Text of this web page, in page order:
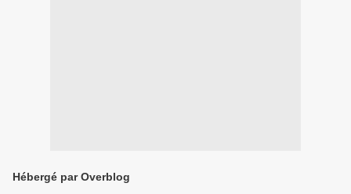
Hébergé par Overblog